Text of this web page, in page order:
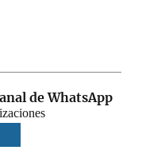
de WhatsApp